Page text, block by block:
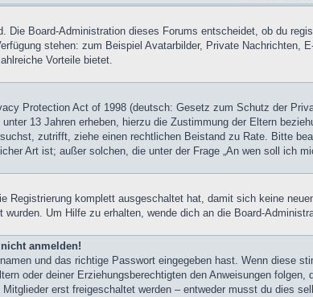
Die Board-Administration dieses Forums entscheidet, ob du
stehen: zum Beispiel Avatarbilder, Private Nachrichten,
Vorteile bietet.
Protection Act of 1998 (deutsch: Gesetz zum Schutz der
13 Jahren erheben, hierzu die Zustimmung der Eltern
zutrifft, ziehe einen rechtlichen Beistand zu Rate. Bitte
Art ist; außer solchen, die unter der Frage „An wen soll ich
Registrierung komplett ausgeschaltet hat, damit sich keine
Um Hilfe zu erhalten, wende dich an die Board-
anmelden!
und das richtige Passwort eingegeben hast. Wenn diese
oder deiner Erziehungsberechtigten den Anweisungen
erst freigeschaltet werden – entweder musst du dies